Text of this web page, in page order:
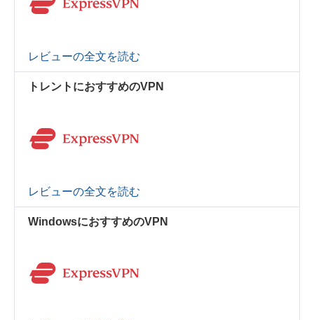
レビューの全文を読む
トレントにおすすめのVPN
レビューの全文を読む
WindowsにおすすめのVPN